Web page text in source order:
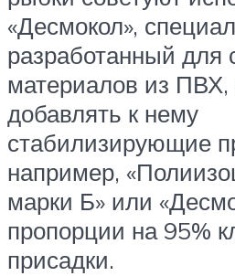
«Десмокол»,
разработанный для
материалов из ПВХ,
добавлять к нему
стабилизирующие
например,
марки Б» или
пропорции на 95%
присадки.